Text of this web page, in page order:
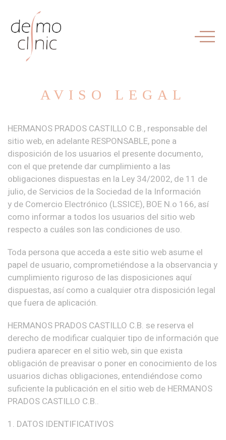
AVISO LEGAL
HERMANOS PRADOS CASTILLO C.B., responsable del
sitio web, en adelante RESPONSABLE, pone a
disposición de los usuarios el presente documento,
con el que pretende dar cumplimiento a las
obligaciones dispuestas en la Ley 34/2002, de 11 de
julio, de Servicios de la Sociedad de la Información
y de Comercio Electrónico (LSSICE), BOE N.o 166, así
como informar a todos los usuarios del sitio web
respecto a cuáles son las condiciones de uso.
Toda persona que acceda a este sitio web asume el
papel de usuario, comprometiéndose a la observancia y
cumplimiento riguroso de las disposiciones aquí
dispuestas, así como a cualquier otra disposición legal
que fuera de aplicación.
HERMANOS PRADOS CASTILLO C.B. se reserva el
derecho de modificar cualquier tipo de información que
pudiera aparecer en el sitio web, sin que exista
obligación de preavisar o poner en conocimiento de los
usuarios dichas obligaciones, entendiéndose como
suficiente la publicación en el sitio web de HERMANOS
PRADOS CASTILLO C.B..
1. DATOS IDENTIFICATIVOS